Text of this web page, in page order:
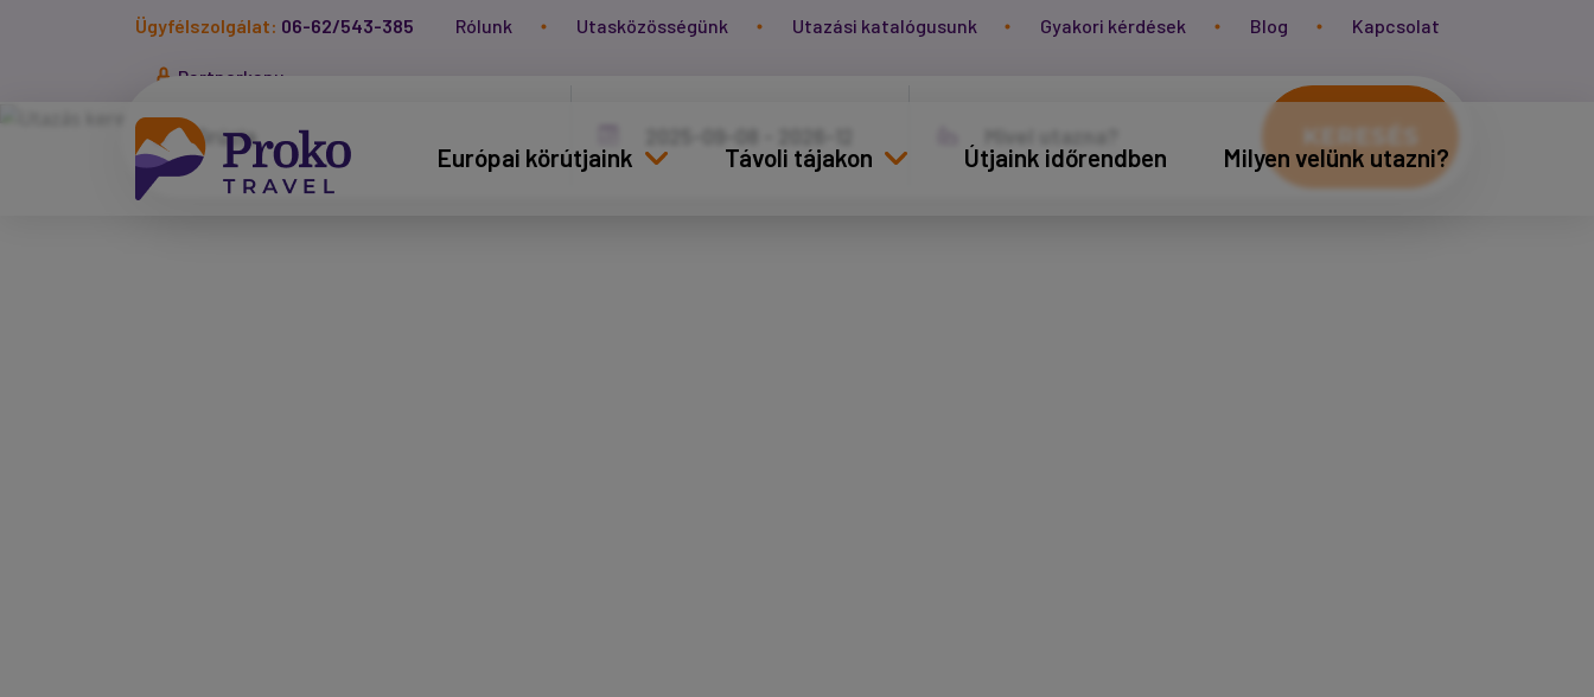
Ügyfélszolgálat: 06-62/543-385 Rólunk Utasközösségünk Utazási katalógusunk Gyakori kérdések Blog Kapcsolat
Partnerkapu
Európai körútjaink Távoli tájakon Útjaink időrendben Milyen velünk utazni?
KERESÉS